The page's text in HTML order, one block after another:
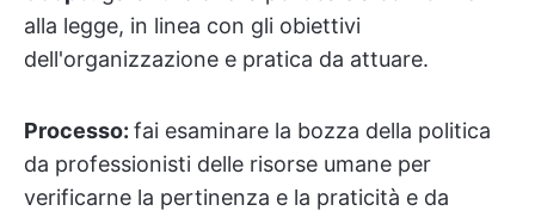
alla legge, in linea con gli obiettivi
dell'organizzazione e pratica da attuare.
Processo: fai esaminare la bozza della politica
da professionisti delle risorse umane per
verificarne la pertinenza e la praticità e da